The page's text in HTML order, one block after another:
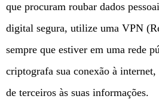
que procuram roubar dados
digital segura, utilize uma VPN
sempre que estiver em uma rede
criptografa sua conexão à
de terceiros às suas informações.